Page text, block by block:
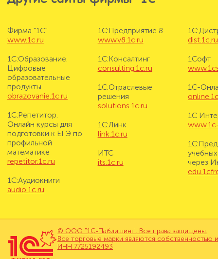
Фирма "1С"
www.1c.ru
1С:Образование.
Цифровые
образовательные
продукты
obrazovanie.1c.ru
1С:Репетитор.
Онлайн курсы для
подготовки к ЕГЭ по
профильной
математике
repetitor.1c.ru
1С:Аудиокниги
audio.1c.ru
1С:Предприятие 8
www.v8.1c.ru
1С:Консалтинг
consulting.1c.ru
1С:Отраслевые
решения
solutions.1c.ru
1С:Линк
link.1c.ru
ИТС
its.1c.ru
dist.1c.ru
1Софт
1С-
1С
через
© ООО "1С-Паблишинг". Все права защищены.
Все торговые марки являются собственностью
ИНН 7725192493